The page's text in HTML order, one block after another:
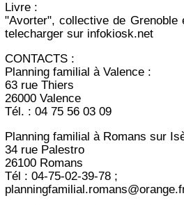
Livre :
"Avorter", collective de Grenoble
telecharger sur infokiosk.net
CONTACTS :
Planning familial à Valence :
63 rue Thiers
26000 Valence
Tél. : 04 75 56 03 09
Planning familial à Romans sur
34 rue Palestro
26100 Romans
Tél : 04-75-02-39-78 ;